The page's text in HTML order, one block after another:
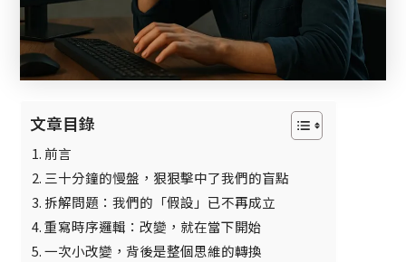
文章目錄
前言
三十分鐘的慢盤，狠狠擊中了我們的盲點
拆解問題：我們的「假設」已不再成立
重寫時序邏輯：改變，就在當下開始
一次小改變，背後是整個思維的轉換